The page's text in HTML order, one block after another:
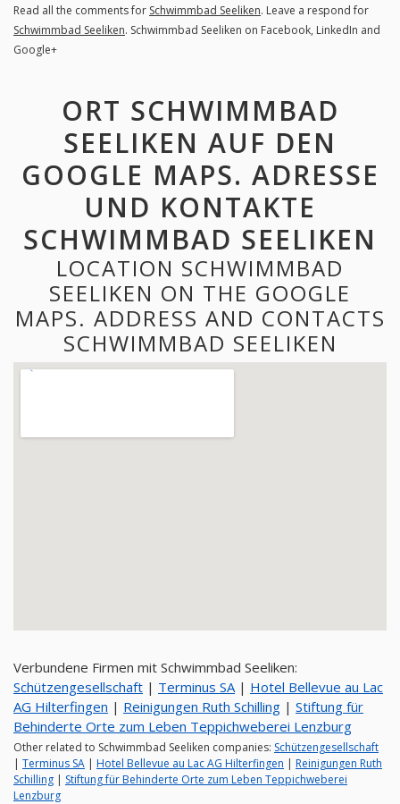
Read all the comments for Schwimmbad Seeliken. Leave a respond for
Schwimmbad Seeliken. Schwimmbad Seeliken on Facebook, LinkedIn and
Google+
ORT SCHWIMMBAD
SEELIKEN AUF DEN
GOOGLE MAPS. ADRESSE
UND KONTAKTE
SCHWIMMBAD SEELIKEN
LOCATION SCHWIMMBAD
SEELIKEN ON THE GOOGLE
MAPS. ADDRESS AND CONTACTS
SCHWIMMBAD SEELIKEN
Verbundene Firmen mit Schwimmbad Seeliken:
Schützengesellschaft | Terminus SA| Hotel Bellevue au Lac
AG Hilterfingen | Reinigungen Ruth Schilling | Stiftung für
Behinderte Orte zum Leben Teppichweberei Lenzburg
Other related to Schwimmbad Seeliken companies: Schützengesellschaft
| Terminus SA | Hotel Bellevue au Lac AG Hilterfingen | Reinigungen Ruth
Schilling | Stiftung für Behinderte Orte zum Leben Teppichweberei
Lenzburg